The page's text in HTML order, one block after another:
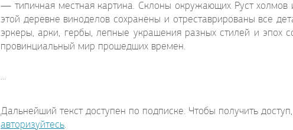
— типичная местная картина. Склоны окружающих Руст
этой деревне виноделов сохранены и отреставрированы все
эркеры, арки, гербы, лепные украшения разных стилей и эпох
провинциальный мир прошедших времен.
...
Дальнейший текст доступен по подписке. Чтобы получить
авторизуйтесь.